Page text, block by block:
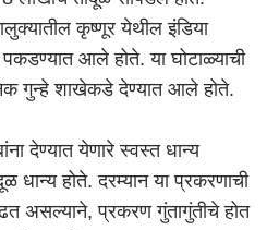
कृष्णूर येथील इंडिया
आले होते. या घोटाळ्याची
गुन्हे शाखेकडे देण्यात आले होते.
देण्यात येणारे स्वस्त धान्य
धान्य होते. दरम्यान या प्रकरणाची
असल्याने, प्रकरण गुंतागुंतीचे होत